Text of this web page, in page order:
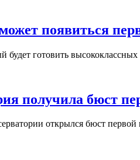
появиться
готовить
получила бюст
открылся бюст